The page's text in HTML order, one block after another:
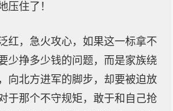
压住了！
红，急火攻心，如果这一标拿不
少挣多少钱的问题，而是家族绕
向北方进军的脚步，却要被迫放
于那个不守规矩，敢于和自己抢